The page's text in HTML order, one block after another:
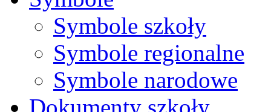
Symbole szkoły
Symbole regionalne
Symbole narodowe
Dokumenty szkoły